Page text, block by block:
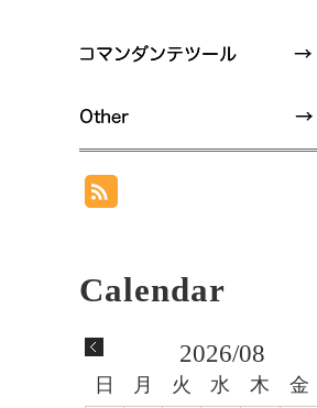
2026/08
日 月 火 水 木 金